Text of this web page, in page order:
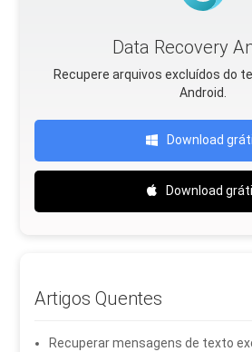
Data Recovery
Recupere arquivos excluídos do
Android.
Download
Download
Artigos Quentes
Recuperar mensagens de texto